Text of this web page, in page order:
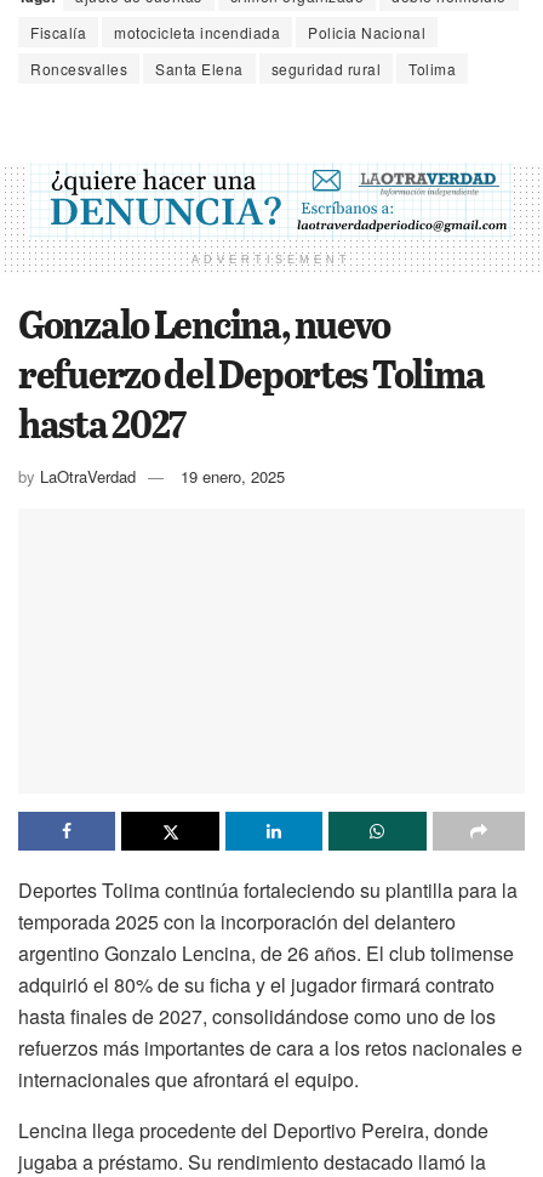
Fiscalía
motocicleta incendiada
Policia Nacional
Roncesvalles
Santa Elena seguridad rural Tolima
ADVERTISEMENT
Gonzalo Lencina, nuevo
refuerzo del Deportes Tolima
hasta 2027
by LaOtraVerdad 19 enero, 2025
Deportes Tolima continúa fortaleciendo su plantilla para la
temporada 2025 con la incorporación del delantero
argentino Gonzalo Lencina, de 26 años. El club tolimense
adquirió el 80% de su ficha y el jugador firmará contrato
hasta finales de 2027, consolidándose como uno de los
refuerzos más importantes de cara a los retos nacionales e
internacionales que afrontará el equipo.
Lencina llega procedente del Deportivo Pereira, donde
jugaba a préstamo. Su rendimiento destacado llamó la